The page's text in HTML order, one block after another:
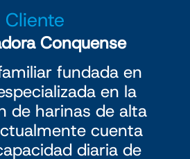
Cliente
Conquense
fundada en
en la
de harinas de alta
cuenta
diaria de